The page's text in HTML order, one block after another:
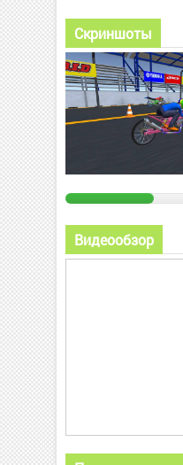
Скриншоты
Видеообзор